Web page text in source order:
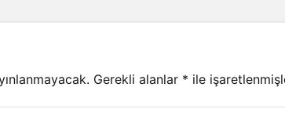
Gerekli alanlar * ile